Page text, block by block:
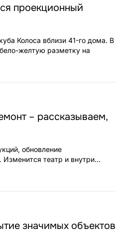
проекционный
Колоса вблизи 41-го дома. В
желтую разметку на
– рассказываем,
обновление
театр и внутри...
значимых объектов